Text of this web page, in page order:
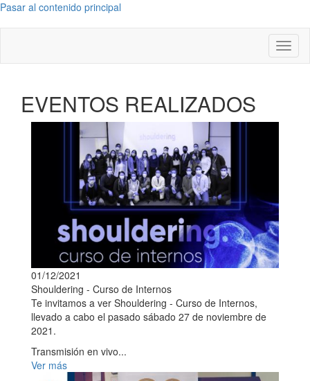
Pasar al contenido principal
EVENTOS REALIZADOS
01/12/2021
Shouldering - Curso de Internos
Te invitamos a ver Shouldering - Curso de Internos,
llevado a cabo el pasado sábado 27 de noviembre de
2021.
Transmisión en vivo...
Ver más